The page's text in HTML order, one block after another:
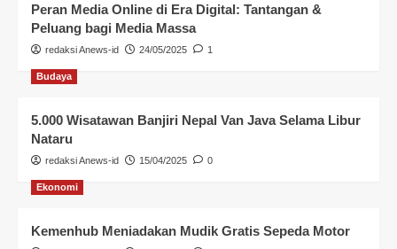
Peran Media Online di Era Digital: Tantangan &
Peluang bagi Media Massa
redaksi Anews-id 24/05/2025 1
Budaya
5.000 Wisatawan Banjiri Nepal Van Java Selama Libur
Nataru
redaksi Anews-id 15/04/2025 0
Ekonomi
Kemenhub Meniadakan Mudik Gratis Sepeda Motor